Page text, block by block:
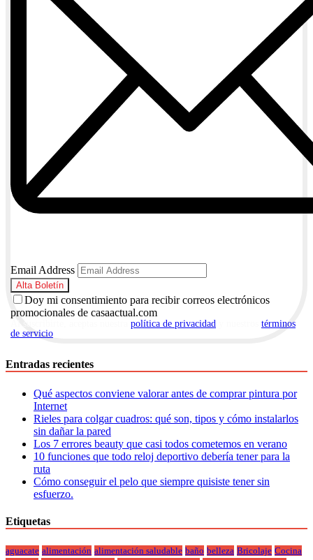
Email Address
Doy mi consentimiento para recibir correos electrónicos
promocionales de casaactual.com
política de privacidad
términos
de servicio
Entradas recientes
Qué aspectos conviene valorar antes de comprar pintura por
Internet
Rieles para colgar cuadros: qué son, tipos y cómo instalarlos
sin dañar la pared
Los 7 errores beauty que casi todos cometemos en verano
10 funciones que todo reloj deportivo debería tener para la
ruta
Cómo conseguir el pelo que siempre quisiste tener sin
esfuerzo.
Etiquetas
aguacate alimentación alimentación saludable baño belleza Bricolaje Cocina